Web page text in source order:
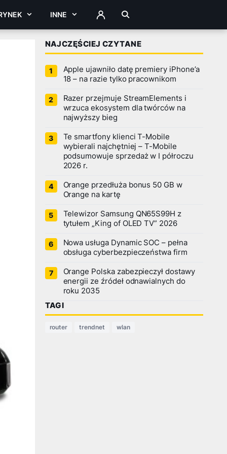
INNE ZALOGUJ
NAJCZĘŚCIEJ CZYTANE
Apple ujawniło datę premiery iPhone’a
18 – na razie tylko pracownikom
Razer przejmuje StreamElements i
wrzuca ekosystem dla twórców na
najwyższy bieg
Te smartfony klienci T-Mobile
wybierali najchętniej – T-Mobile
podsumowuje sprzedaż w I półroczu
2026 r.
Orange przedłuża bonus 50 GB w
Orange na kartę
Telewizor Samsung QN65S99H z
tytułem „King of OLED TV” 2026
Nowa usługa Dynamic SOC – pełna
obsługa cyberbezpieczeństwa firm
Orange Polska zabezpieczył dostawy
energii ze źródeł odnawialnych do
roku 2035
TAGI
router trendnet wlan